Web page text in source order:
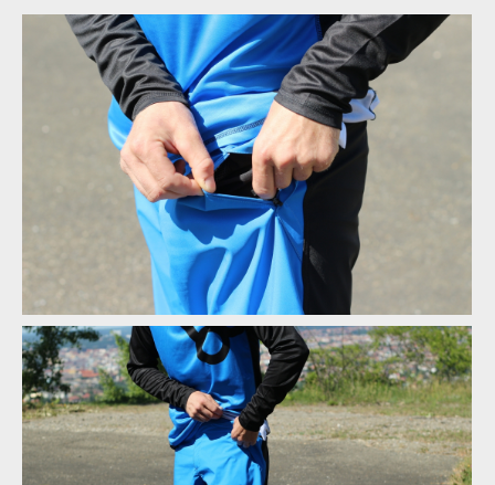
Just Ride a dres Explorer
Just Ride a dres Explorer